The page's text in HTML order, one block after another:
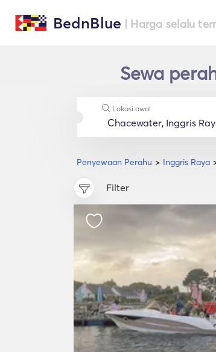
BednBlue | Harga selalu
Sewa
Penyewaan Perahu Inggris Raya
Lokasi awal
Filter